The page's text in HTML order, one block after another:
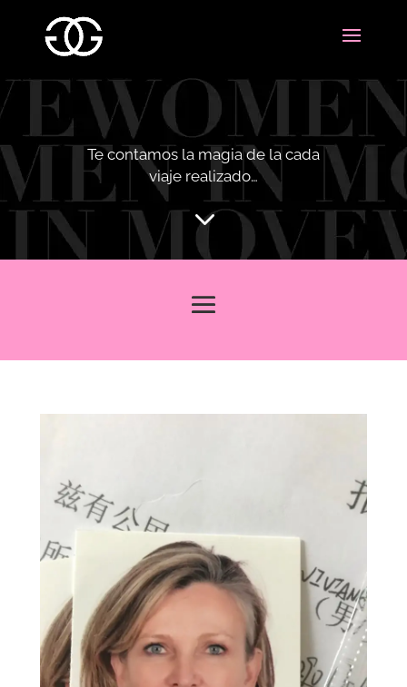
Te contamos la magia de la cada
viaje realizado…
3